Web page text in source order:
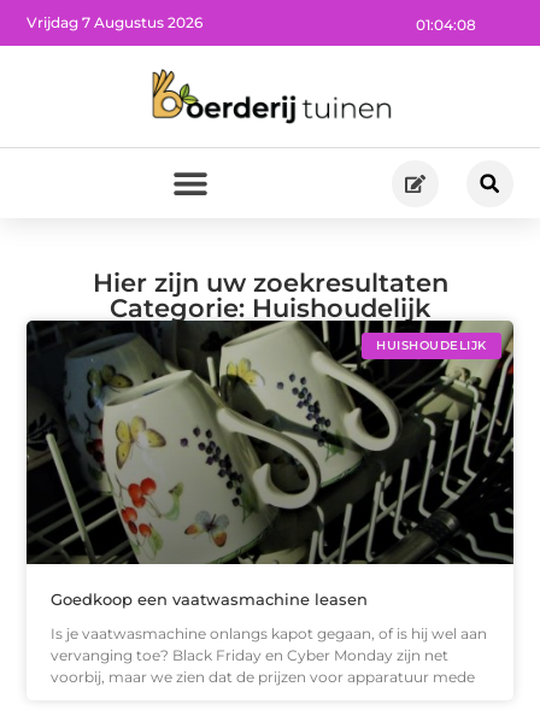
01:04:09
Vrijdag 7 Augustus 2026
Hier zijn uw zoekresultaten
Categorie: Huishoudelijk
HUISHOUDELIJK
Goedkoop een vaatwasmachine leasen
Is je vaatwasmachine onlangs kapot gegaan, of is hij wel aan
vervanging toe? Black Friday en Cyber Monday zijn net
voorbij, maar we zien dat de prijzen voor apparatuur mede